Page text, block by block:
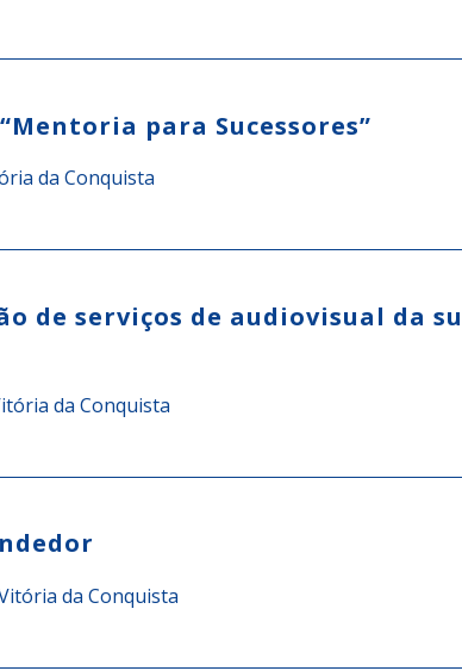
para Sucessores”
da Conquista
de serviços de audiovisual da
da Conquista
da Conquista